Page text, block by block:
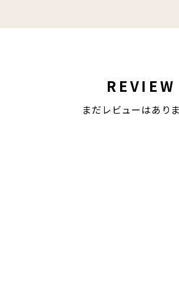
REVIEW
まだレビューはあり